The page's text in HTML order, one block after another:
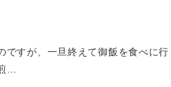
ですが、一旦終えて御飯を食べに
…